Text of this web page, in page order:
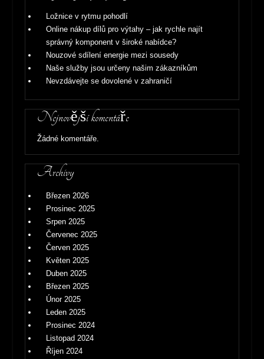
Ložnice v rytmu pohodlí
Online nákup dílů pro výtahy – jak rychle najít
správný komponent v široké nabídce?
Nouzové sdílení energie mezi sousedy
Naše služby jsou určeny našim zákazníkům
Nevzdávejte se dovolené v zahraničí
Nejnovější komentáře
Žádné komentáře.
Archivy
Březen 2026
Prosinec 2025
Srpen 2025
Červenec 2025
Červen 2025
Květen 2025
Duben 2025
Březen 2025
Únor 2025
Leden 2025
Prosinec 2024
Listopad 2024
Říjen 2024